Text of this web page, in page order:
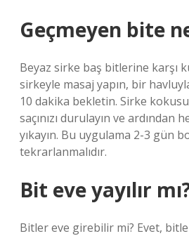
Geçmeyen bite
Beyaz sirke baş bitlerine karşı
sirkeyle masaj yapın, bir
10 dakika bekletin. Sirke
saçınızı durulayın ve ardından
yıkayın. Bu uygulama 2-3 gün
tekrarlanmalıdır.
Bit eve yayılır
Bitler eve girebilir mi? Evet,